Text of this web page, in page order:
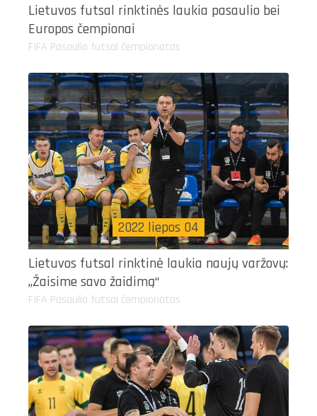
Lietuvos futsal rinktinės laukia pasaulio bei
Europos čempionai
FIFA Pasaulio futsal čempionatas
2022 liepos 04
Lietuvos futsal rinktinė laukia naujų varžovų:
„Žaisime savo žaidimą“
FIFA Pasaulio futsal čempionatas